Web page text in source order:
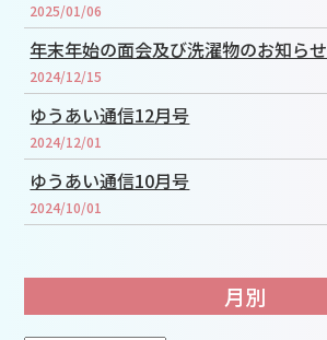
2025/01/06
年末年始の面会及び洗濯物のお知らせ
2024/12/15
ゆうあい通信12月号
2024/12/01
ゆうあい通信10月号
2024/10/01
月別